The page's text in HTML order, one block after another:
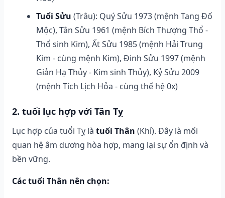
Tuổi Sửu (Trâu): Quý Sửu 1973 (mệnh Tang Đố
Mộc), Tân Sửu 1961 (mệnh Bích Thượng Thổ -
Thổ sinh Kim), Ất Sửu 1985 (mệnh Hải Trung
Kim - cùng mệnh Kim), Đinh Sửu 1997 (mệnh
Giản Hạ Thủy - Kim sinh Thủy), Kỷ Sửu 2009
(mệnh Tích Lịch Hỏa - cùng thế hệ 0x)
2. tuổi lục hợp với Tân Tỵ
Lục hợp của tuổi Tỵ là tuổi Thân (Khỉ). Đây là mối
quan hệ âm dương hòa hợp, mang lại sự ổn định và
bền vững.
Các tuổi Thân nên chọn: